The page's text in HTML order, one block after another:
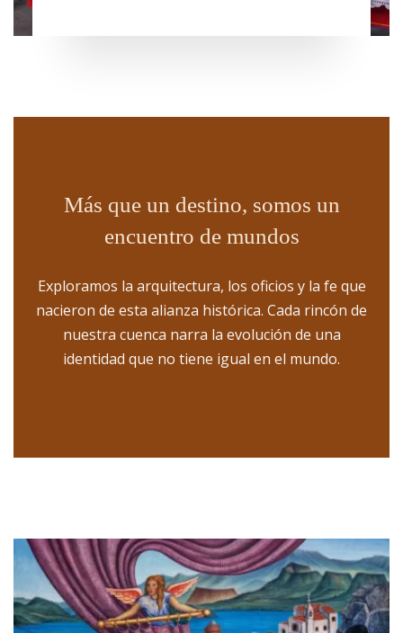
Más que un destino, somos un
encuentro de mundos
Exploramos la arquitectura, los oficios y la fe que
nacieron de esta alianza histórica. Cada rincón de
nuestra cuenca narra la evolución de una
identidad que no tiene igual en el mundo.